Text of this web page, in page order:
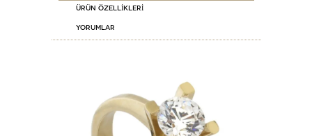
ÜRÜN ÖZELLİKLERİ
Yorumlar